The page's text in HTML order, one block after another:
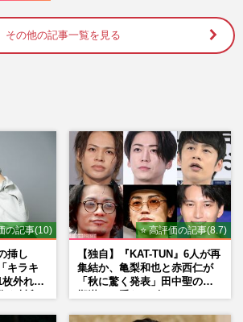
田中樹が過去のSNS流出騒動を
サートのトークでネタにしてファンの
田涼介、ドラマ『一次元の挿し木』撮影
での初ソロドームツアーで見せた“涙”の
由、Hey! Say! JUMPメ…
女性PRIME 2026/8/3
和也、YouTube『よにのちゃんねる』
田涼介の“お友達”に有名ホストを推
歌舞伎町に“急接近”…
女性PRIME 2026/7/29
その他の記事一覧を見る
の記事(10)
挿し
キラキ
外れて
⭐ 高評価の記事(8.7)
【独自】『KAT-TUN』6人が再
集結か、亀梨和也と赤西仁が
「秋に驚く発表」田中聖の刑